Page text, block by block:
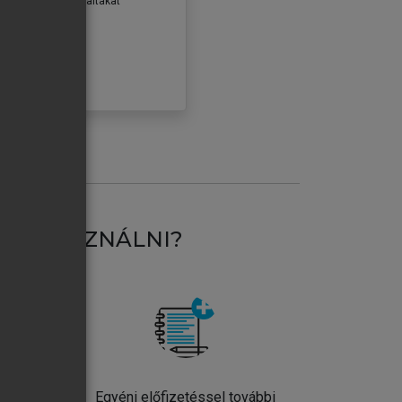
HASZNÁLNI?
Egyéni előfizetéssel további